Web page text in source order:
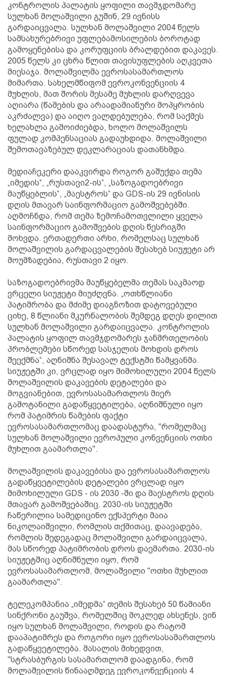
კონტროლის პალატის ყოფილი თავმჯდომარე
სულხან მოლაშვილი გუშინ, 29 ივნისს
გარდაიცვალა. სულხან მოლაშვილი 2004 წელს
სამსახურებრივი უფლებამოსილების ბოროტად
გამოყენებისა და კორუფციის ბრალდებით დაკავეს.
2005 წელს კი ცხრა წლით თავისუფლების აღკვეთა
მიესაჯა. მოლაშვილმა ევროსასამართლოს
მიმართა. სახელმწიფომ ევროკონვენციის 4
მუხლის, მათ შორის მესამე მუხლის დარღვევა
აღიარა (წამების და არაადამიანური მოპყრობის
აკრძალვა) და აიღო ვალდებულება, რომ საქმეს
ხელახლა გამოიძიებდა, ხოლო მოლაშვილს
ფულად კომპენსაციას გადაუხდიდა. მოლაშვილი
შემოთავაზებულ დეკლარაციას დათანხმდა.
მედიაჩეკერი დააკვირდა როგორ გაშუქდა თემა
„იმედის“, „რუსთავი2-ის“, „საზოგადოებრივი
მაუწყებლის“, „მაესტროს“ და GDS-ის 29 ივნისის
დღის მთავარ საინფორმაციო გამოშვებებში.
აღმოჩნდა, რომ თემა ზემოჩამოთვლილი ყველა
საინფორმაციო გამოშვების დღის წესრიგში
მოხვდა. ერთადერთი არხი, რომელსაც სულხან
მოლაშვილის გარდაცვალების შესახებ სიუჟეტი არ
მოუმზადებია, რუსთავი 2 იყო.
საზოგადოებრივმა მაუწყებელმა თემას საკმაოდ
ვრცელი სიუჟეტი მიუძღვნა. „ოთხწლიანი
პატიმრობა და მძიმე დიაგნოზით დატოვებული
ციხე, 8 წლიანი მკურნალობის შემდეგ დღეს დილით
სულხან მოლაშვილი გარდაიცვალა. კონტროლის
პალატის ყოფილ თავმჯდომარეს ჯანმრთელობის
პრობლემები სწორედ სასჯელის მოხდის დროს
შეექმნა“, აღნიშნა შესავალ ტექსტში წამყვანმა.
სიუჟეტში კი, ვრცლად იყო მიმოხილული 2004 წელს
მოლაშვილის დაკავების დეტალები და
მოგვიანებით, ევროსასამართლოს მიერ
გამოტანილი გადაწყვეტილება, აღნიშნული იყო
რომ პატიმრის წამების ფაქტი
ევროსასამართლომაც დაადასტურა, "რომელმაც
სულხან მოლაშვილი ევროპული კონვენციის ოთხი
მუხლით გაამართლა".
მოლაშვილის დაკავებისა და ევროსასამართლოს
გადაწყვეტილების დეტალები ვრცლად იყო
მიმოხილული GDS - ის 2030 -ში და მაესტროს დღის
მთავარ გამოშვებაშიც. 2030-ის სიუჟეტში
ჩაწერილია სამედიცინო ექსპერტი მაია
ნიკოლაიშვილი, რომლის თქმითაც, დაავადება,
რომლის შედეგადაც მოლაშვილი გარდაიცვალა,
მას სწორედ პატიმრობის დროს დაემართა. 2030-ის
სიუჟეტშიც აღნიშნული იყო, რომ
ევროსასამართლომ, მოლაშვილი "ოთხი მუხლით
გაამართლა".
ტელეკომპანია „იმედმა“ თემის შესახებ 50 წამიანი
სინქრონი გაუშვა, რომელშიც მოკლედ ახსენეს, ვინ
იყო სულხან მოლაშვილი, როდის და რატომ
დააპატიმრეს და როგორი იყო ევროსასამართლოს
გადაწყვეტილება. მასალის მიხედვით,
"სტრასბურგის სასამართლომ დაადგინა, რომ
მოლაშვილის წინააღმდეგ ევროკონვენციის 4